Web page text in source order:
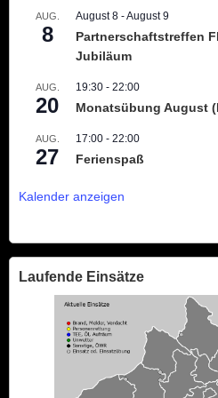
AUG.
8
August 8 -August 9
Partnerschaftstreffen
Jubiläum
AUG.
20
19:30 - 22:00
Monatsübung August
AUG.
27
17:00 - 22:00
Ferienspaß
Kalender anzeigen
Laufende Einsätze